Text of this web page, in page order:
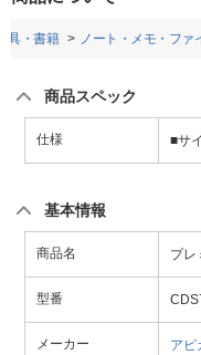
具・書籍 ノート・メモ・ファ
商品スペック
仕様 ■サ
基本情報
商品名 プ
型番
メーカー アピ